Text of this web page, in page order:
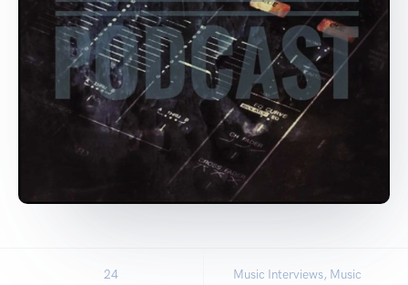
24 Music Interviews, Music